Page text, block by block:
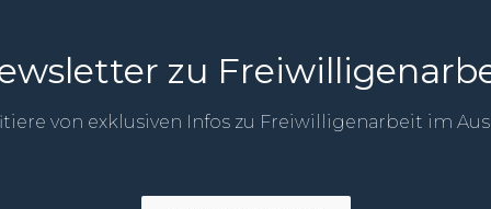
zu
von exklusiven Infos zu Freiwilligenarbeit im